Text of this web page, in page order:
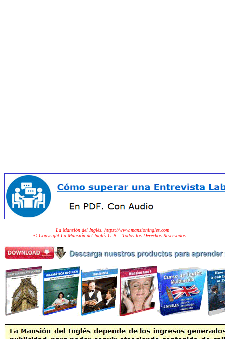
La Mansión del Inglés. https://www.mansioningles.com
© Copyright La Mansión del Inglés C.B. - Todos los Derechos Reservados
. -